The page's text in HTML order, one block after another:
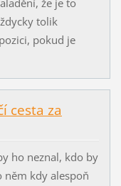
tolik
pokud je
cesta za
ho neznal, kdo by
něm kdy alespoň